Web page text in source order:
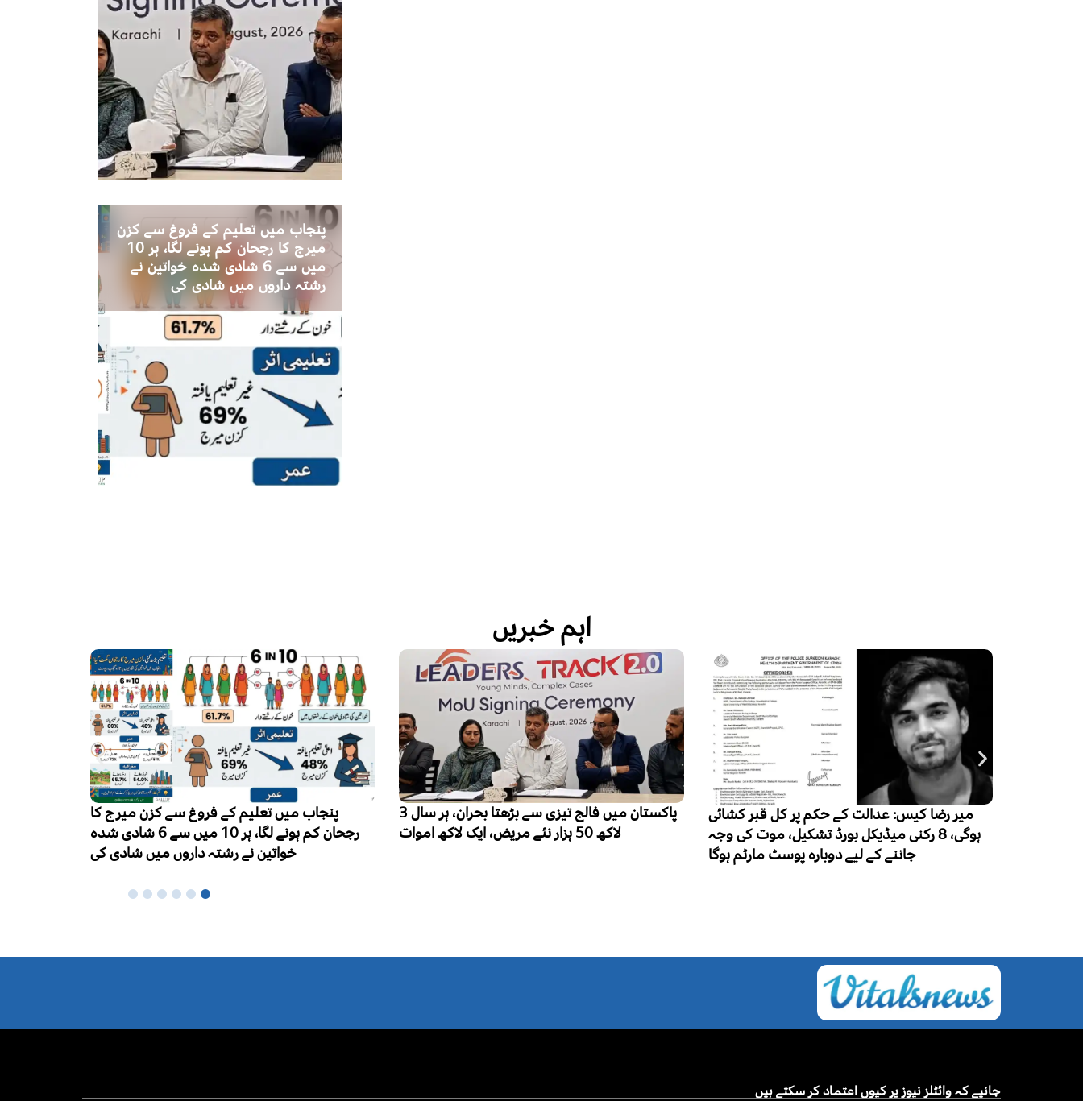
پنجاب میں تعلیم کے فروغ سے کزن
میرج کا رجحان کم ہونے لگا، ہر 10
میں سے 6 شادی شدہ خواتین نے
رشتہ داروں میں شادی کی
اہم خبریں
لاکھ 50 ہزار نئے مریض، ایک لاکھ اموات
پنجاب میں تعلیم کے فروغ سے کزن میرج کا
رجحان کم ہونے لگا، ہر 10 میں سے 6 شادی شدہ
ورلڈ بریسٹ فیڈنگ ویک کا آغاز، ماں کا دودھ
نومولود بچوں کی بہترین غذا قرار
جانیے کہ وائٹلز نیوز پر کیوں اعتماد کر سکتے ہیں